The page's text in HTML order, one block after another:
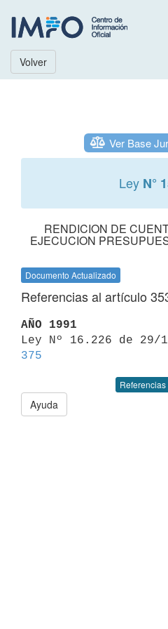
Volver
Ver Base
Ley N°
RENDICION DE
EJECUCION
Documento Actualizado
Referencias al artículo
AÑO 1991
375
Ayuda